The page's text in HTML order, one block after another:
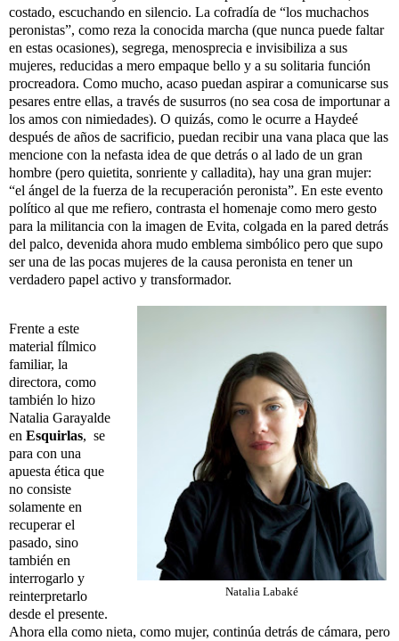
costado, escuchando en silencio. La cofradía de “los muchachos
peronistas”, como reza la conocida marcha (que nunca puede faltar
en estas ocasiones), segrega, menosprecia e invisibiliza a sus
mujeres, reducidas a mero empaque bello y a su solitaria función
procreadora. Como mucho, acaso puedan aspirar a comunicarse sus
pesares entre ellas, a través de susurros (no sea cosa de importunar a
los amos con nimiedades). O quizás, como le ocurre a Haydeé
después de años de sacrificio, puedan recibir una vana placa que las
mencione con la nefasta idea de que detrás o al lado de un gran
hombre (pero quietita, sonriente y calladita), hay una gran mujer:
“el ángel de la fuerza de la recuperación peronista”. En este evento
político al que me refiero, contrasta el homenaje como mero gesto
para la militancia con la imagen de Evita, colgada en la pared detrás
del palco, devenida ahora mudo emblema simbólico pero que supo
ser una de las pocas mujeres de la causa peronista en tener un
verdadero papel activo y transformador.
Natalia Labaké
Frente a este
material fílmico
familiar, la
directora, como
también lo hizo
Natalia Garayalde
en Esquirlas, se
para con una
apuesta ética que
no consiste
solamente en
recuperar el
pasado, sino
también en
interrogarlo y
reinterpretarlo
desde el presente.
Ahora ella como nieta, como mujer, continúa detrás de cámara, pero